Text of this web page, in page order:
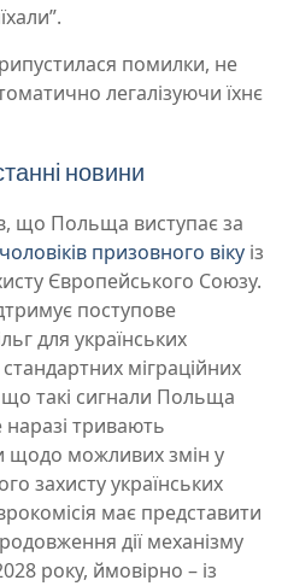
помилки, не
легалізуючи їхнє
новини
що Польща виступає за
призовного віку із
Європейського Союзу.
поступове
для українських
міграційних
такі сигнали Польща
тривають
щодо можливих змін у
захисту українських
має представити
дії механізму
року, ймовірно – із